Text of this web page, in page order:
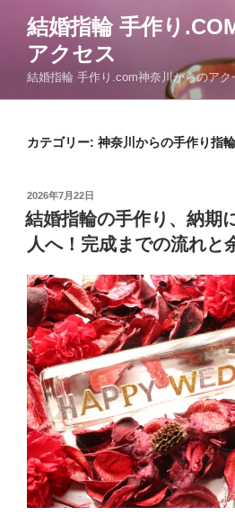
ツ
結婚指輪 手作り
アクセス
結婚指輪 手作り.com神奈川からのアク
カテゴリー: 神奈川からの手作り指輪
投
稿
日:
2026年7月22日
結婚指輪の手作り、納期
人へ！完成までの流れと